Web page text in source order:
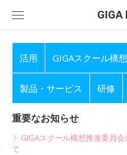
GIGA
活用 GIGAスクール構
製品・サービス 研修
重要なお知らせ
GIGAスクール構想推進委員
て